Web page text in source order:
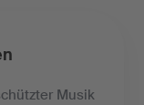
Musik